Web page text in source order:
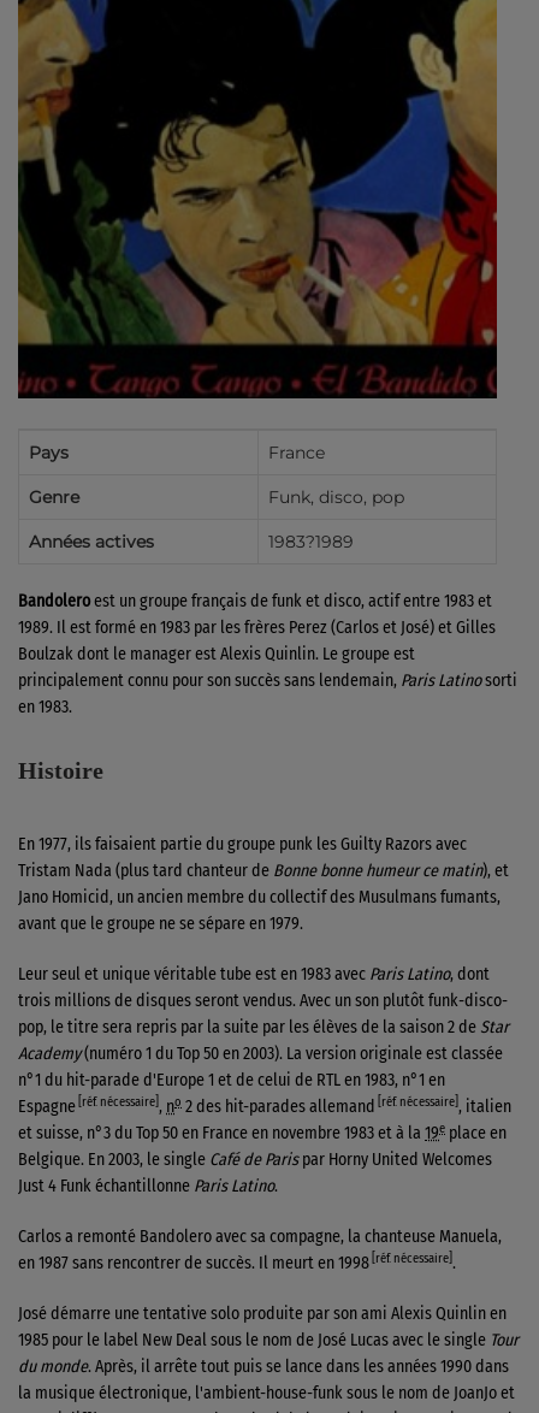
Pays France
Genre Funk, disco, pop
Années actives 1983?1989
Bandoleroest un groupe français de funk et disco, actif entre 1983 et
1989. Il est formé en 1983 par les frères Perez (Carlos et José) et Gilles
Boulzak dont le manager est Alexis Quinlin. Le groupe est
principalement connu pour son succès sans lendemain, Paris Latinosorti
en 1983.
Histoire
En 1977, ils faisaient partie du groupe punk les Guilty Razors avec
Tristam Nada (plus tard chanteur de Bonne bonne humeur ce matin), et
Jano Homicid, un ancien membre du collectif des Musulmans fumants,
avant que le groupe ne se sépare en 1979.
Leur seul et unique véritable tube est en 1983 avec Paris Latino, dont
trois millions de disques seront vendus. Avec un son plutôt funk-disco-
pop, le titre sera repris par la suite par les élèves de la saison 2 de Star
Academy(numéro 1 du Top 50 en 2003). La version originale est classée
n°1 du hit-parade d'Europe 1 et de celui de RTL en 1983, n°1 en
Espagne [réf. nécessaire] , no 2 des hit-paradesallemand [réf. nécessaire] , italien
et suisse, n°3 du Top 50 en France en novembre 1983et à la 19e place en
Belgique. En 2003, le single Café de Parispar Horny United Welcomes
Just 4 Funk échantillonne Paris Latino.
Carlos a remonté Bandolero avec sa compagne, la chanteuse Manuela,
en 1987 sans rencontrer de succès. Il meurt en 1998 [réf. nécessaire] .
José démarre une tentative solo produite par son ami Alexis Quinlin en
1985 pour le label New Deal sous le nom de José Lucas avec le single Tour
du monde. Après, il arrête tout puis se lance dans les années 1990 dans
la musique électronique, l'ambient-house-funk sous le nom de JoanJo et